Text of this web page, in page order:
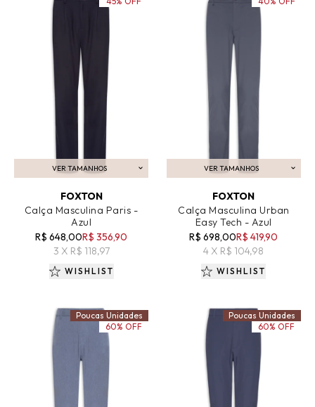
VER TAMANHOS
ADICIONAR AO CARRINHO
FOXTON
Calça Masculina Paris -
Azul
R$ 648,00R$ 356,90
3 X R$ 118,97
WISHLIST
VER TAMANHOS
ADICIONAR AO CARRINHO
FOXTON
Calça Masculina Urban
Easy Tech - Azul
R$ 698,00R$ 419,90
4 X R$ 104,98
WISHLIST
Poucas Unidades
60% OFF
Poucas Unidades
60% OFF